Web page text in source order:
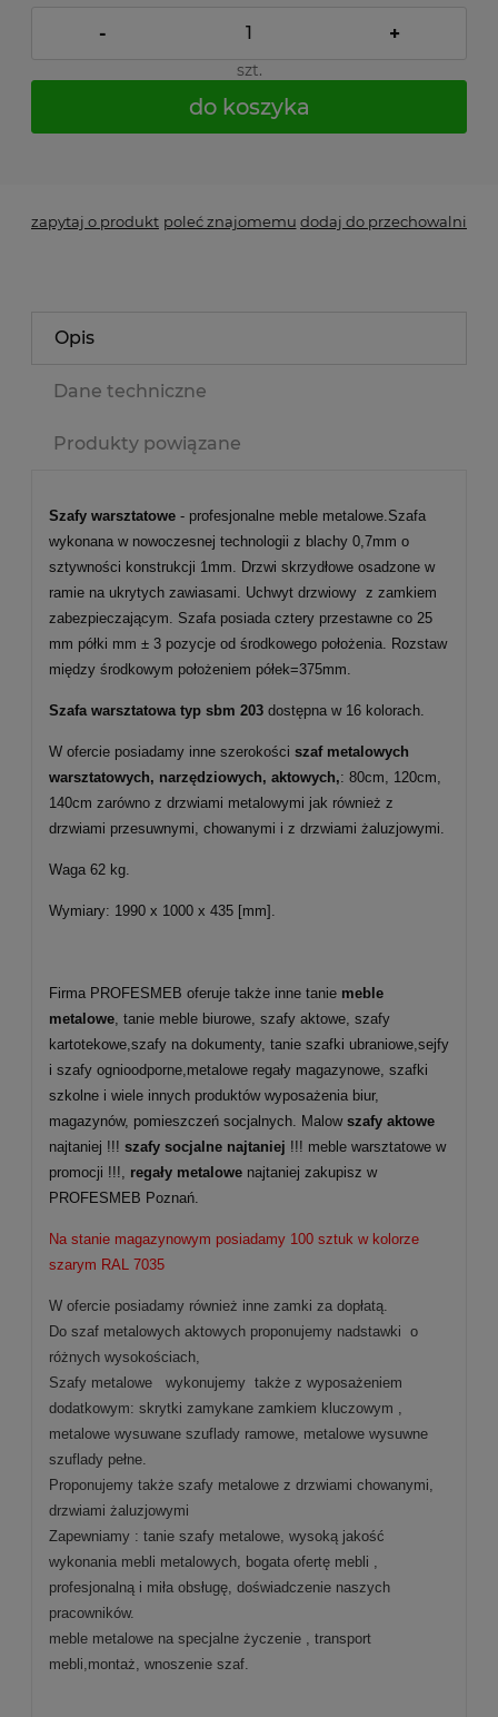
- +
szt.
do koszyka
zapytaj o produkt poleć znajomemu dodaj do przechowalni
Opis
Dane techniczne
Produkty powiązane
Szafy warsztatowe - profesjonalne meble metalowe.Szafa
wykonana w nowoczesnej technologii z blachy 0,7mm o
sztywności konstrukcji 1mm. Drzwi skrzydłowe osadzone w
ramie na ukrytych zawiasami. Uchwyt drzwiowy z zamkiem
zabezpieczającym. Szafa posiada cztery przestawne co 25
mm półki mm ± 3 pozycje od środkowego położenia. Rozstaw
między środkowym położeniem półek=375mm.
Szafa warsztatowa typ sbm 203 dostępna w 16 kolorach.
W ofercie posiadamy inne szerokości szaf metalowych
warsztatowych, narzędziowych, aktowych,: 80cm, 120cm,
140cm zarówno z drzwiami metalowymi jak również z
drzwiami przesuwnymi, chowanymi i z drzwiami żaluzjowymi.
Waga 62 kg.
Wymiary: 1990 x 1000 x 435 [mm].
Firma PROFESMEB oferuje także inne tanie meble
metalowe, tanie meble biurowe, szafy aktowe, szafy
kartotekowe,szafy na dokumenty, tanie szafki ubraniowe,sejfy
i szafy ognioodporne,metalowe regały magazynowe, szafki
szkolne i wiele innych produktów wyposażenia biur,
magazynów, pomieszczeń socjalnych. Malow szafy aktowe
najtaniej !!! szafy socjalne najtaniej !!! meble warsztatowe w
promocji !!!, regały metalowe najtaniej zakupisz w
PROFESMEB Poznań.
Na stanie magazynowym posiadamy 100 sztuk w kolorze
szarym RAL 7035
W ofercie posiadamy również inne zamki za dopłatą.
Do szaf metalowych aktowych proponujemy nadstawki o
różnych wysokościach,
Szafy metalowe wykonujemy także z wyposażeniem
dodatkowym: skrytki zamykane zamkiem kluczowym ,
metalowe wysuwane szuflady ramowe, metalowe wysuwne
szuflady pełne.
Proponujemy także szafy metalowe z drzwiami chowanymi,
drzwiami żaluzjowymi
Zapewniamy : tanie szafy metalowe, wysoką jakość
wykonania mebli metalowych, bogata ofertę mebli ,
profesjonalną i miła obsługę, doświadczenie naszych
pracowników.
meble metalowe na specjalne życzenie , transport
mebli,montaż, wnoszenie szaf.